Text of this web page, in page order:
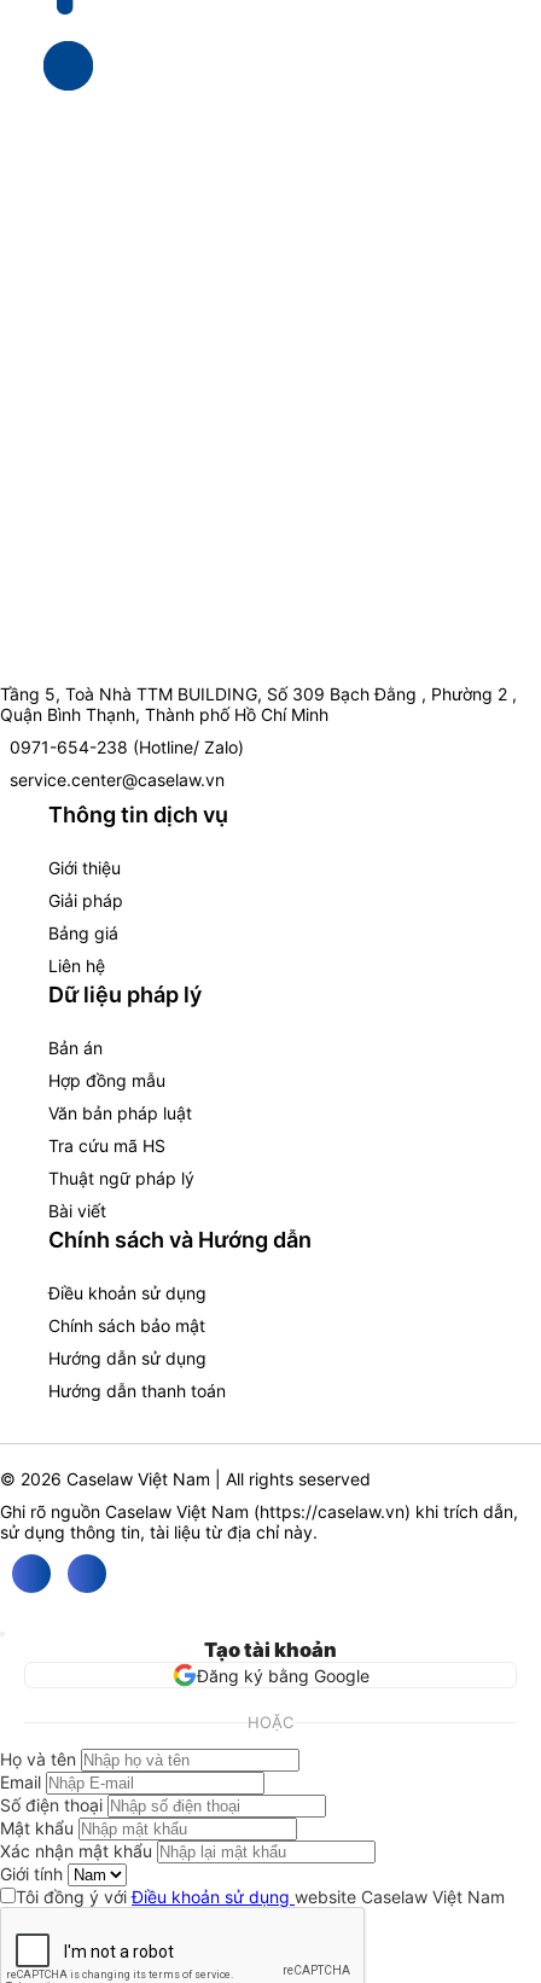
Tầng 5, Toà Nhà TTM BUILDING, Số 309 Bạch Đằng , Phường 2 ,
Quận Bình Thạnh, Thành phố Hồ Chí Minh
0971-654-238 (Hotline/ Zalo)
service.center@caselaw.vn
Thông tin dịch vụ
Giới thiệu
Giải pháp
Bảng giá
Liên hệ
Dữ liệu pháp lý
Bản án
Hợp đồng mẫu
Văn bản pháp luật
Tra cứu mã HS
Thuật ngữ pháp lý
Bài viết
Chính sách và Hướng dẫn
Điều khoản sử dụng
Chính sách bảo mật
Hướng dẫn sử dụng
Hướng dẫn thanh toán
© 2026 Caselaw Việt Nam | All rights seserved
Ghi rõ nguồn Caselaw Việt Nam (https://caselaw.vn) khi trích dẫn,
sử dụng thông tin, tài liệu từ địa chỉ này.
Tạo tài khoản
Đăng ký bằng Google
HOẶC
Họ và tên
Email
Số điện thoại
Mật khẩu
Xác nhận mật khẩu
Giới tính
Tôi đồng ý vớiĐiều khoản sử dụng website Caselaw Việt Nam